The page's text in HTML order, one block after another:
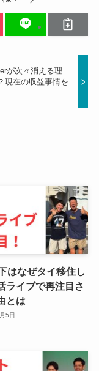
が次々消える理
現在の収益事情を
はなぜタイ移住し
ライブで再注目さ
とは
5日